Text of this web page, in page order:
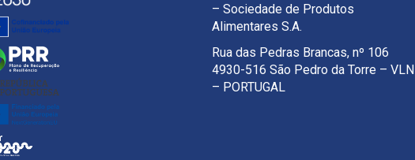
– Sociedade de Produtos
Alimentares S.A.
Rua das Pedras Brancas, nº 106
4930-516 São Pedro da Torre – VLN
– PORTUGAL